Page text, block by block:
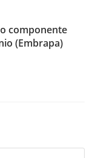
componente
(Embrapa)